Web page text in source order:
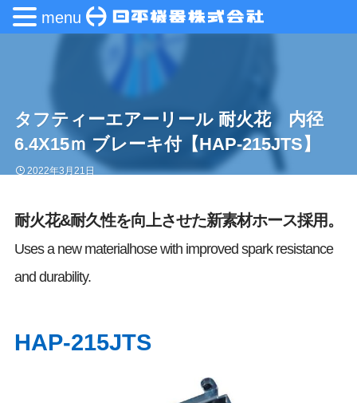
タフティーエアーリール 耐火花 内径
6.4X15ｍ ブレーキ付【HAP-215JTS】
2022年3月21日
耐火花&耐久性を向上させた新素材ホース採用。
Uses a new materialhose with improved spark resistance
and durability.
HAP-215JTS
menu